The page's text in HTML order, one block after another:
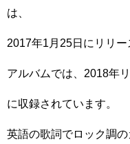
は
2017年1月25日にリリー
アルバムでは、2018年
に収録されています。
英語の歌詞でロック調の